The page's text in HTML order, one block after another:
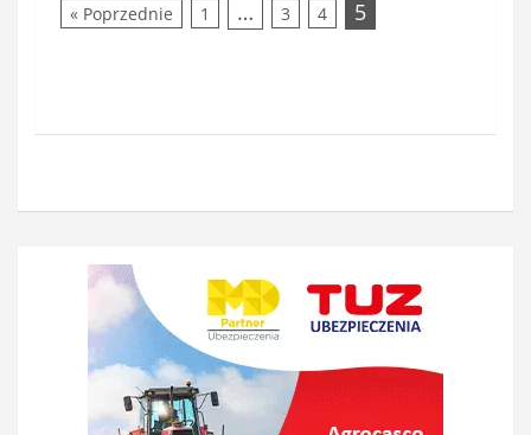
« Poprzednie 1 … 3 4 5